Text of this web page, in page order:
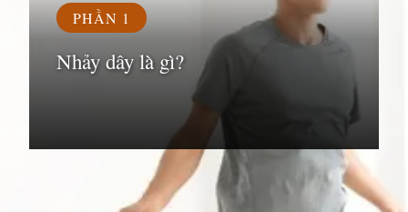
PHẦN 1
Nhảy dây là gì?